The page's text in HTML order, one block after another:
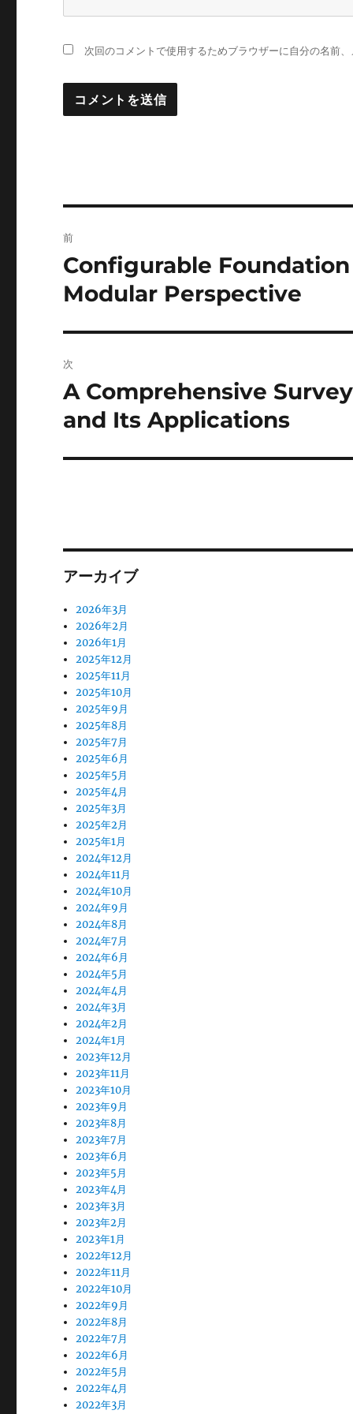
次回のコメントで使用するためブラウザーに自分の名前
稿
ナ
ゲ
ー
シ
ョ
前
前
の
投
稿:
Configurable
Modular Perspective
次
次
投
稿:
A Comprehensive
and Its Applications
アーカイブ
2026年3月
2026年2月
2026年1月
2025年12月
2025年11月
2025年10月
2025年9月
2025年8月
2025年7月
2025年6月
2025年5月
2025年4月
2025年3月
2025年2月
2025年1月
2024年12月
2024年11月
2024年10月
2024年9月
2024年8月
2024年7月
2024年6月
2024年5月
2024年4月
2024年3月
2024年2月
2024年1月
2023年12月
2023年11月
2023年10月
2023年9月
2023年8月
2023年7月
2023年6月
2023年5月
2023年4月
2023年3月
2023年2月
2023年1月
2022年12月
2022年11月
2022年10月
2022年9月
2022年8月
2022年7月
2022年6月
2022年5月
2022年4月
2022年3月